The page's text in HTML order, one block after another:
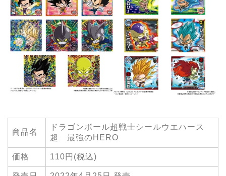
商品名
ドラゴンボール超戦士シールウエハース
超 最強のHERO
価格 110円(税込)